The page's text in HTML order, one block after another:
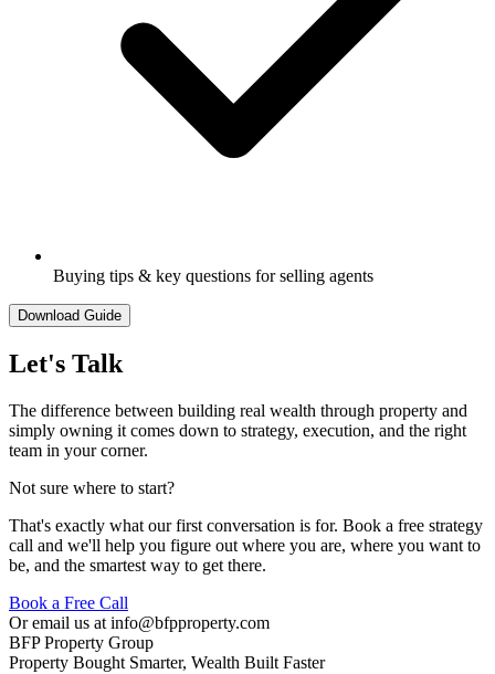
Buying tips & key questions for selling agents​​​​‌ ‍ ​‍​‍‌‍ ‌ ​‍‌‍‍‌‌‍‌ ‌‍‍‌‌‍ ‍​‍​‍​ ‍‍​‍​‍‌ ​ ‌‍​‌‌‍ ‍‌‍‍‌‌ ‌​‌ ‍‌​‍ ‍‌‍‍‌‌‍ ​‍​‍​‍ ​​‍​‍‌‍‍​‌ ​‍‌‍‌‌‌‍‌‍​‍​‍​ ‍‍​‍​‍‌‍‍​‌ ‌​‌ ‌​‌ ​​‌ ​ ​ ‍‍​‍ ​‍ ‌‍​‍‌‍‌‍‌ ​​​‍ ‌‌ ​​‌ ​‍‌‍ ‌ ​​‌‍‌‌‌ ​‍‌ ‌​‌ ‍‌​‍ ‌‌‍‌ ‌ ​‍‌‍ ‌ ‌‌‌ ​​​‍ ‍‌ ‌‍‌‍‌‌‌ ​‍‌‍​ ‌‍‌‌‌‍ ​​‍ ‍‌‍​‌‌ ​​‌ ​​​‍ ‌ ​ ‌ ‌​‌ ‌‌‌‍‌​‌‍‍‌‌‍ ​‍ ‌‍‍‌‌‍ ‍‌ ‌​‌‍‌‌‌‍ ‍‌ ‌​​‍ ‌‍‌‌‌‍‌​‌‍‍‌‌ ‌​​‍ ‌‍ ‌‌‍ ‌‍‌​‌‍‌‌​ ‌‌ ​​‌ ​‍‌‍‌‌‌ ​ ‌‍‌‌‌‍ ‍‌ ‌​‌‍​‌‌ ‌​‌‍‍‌‌‍ ‌‍ ‍​ ‍ ‌‍‍‌‌‍‌​​ ‌‌‍‍​‌‍ ‌‍ ‌‌‍‌‌‌‌​​‌‍​‌‌‍‌ ‌‍‌‌​ ‍ ‌ ‌​‌ ‍‌‌ ​​‌‍‌‌​ ‌‌‍‍​‌‍ ‌‍ ‌‌‍‌‌‌‌​​‌‍​‌‌‍‌ ‌‍‌‌​ ‍ ‌ ​​‌‍​‌‌ ‌​‌‍‍​​ ‌‌‍‌ ‌ ‌‌‌‍‍‌‌‍‌​‌‍‌‌‌ ​ ‌​​‍‌‍ ​‌‍ ‌‍​ ‌‍‍ ​‍ ‍‌‍‌ ‌ ‌‌‌‍‍‌‌‍‌​‌‍‌‌‌ ​ ​‍‌‌​ ‌‌‌​​‍‌‌ ‌‍‍ ‌‍‌‌‌ ‍‌​‍‌‌​ ​ ‌​‌​​‍‌‌​ ​ ‌​‌​​‍‌‌​ ​‍​ ​‍‌‍‌ ​‍ ‌​ ​‍​‍‌‌​ ​‍​ ​‍​‍‌‌​ ‌‌‌​‌​​‍ ‍‌‍​‍‌ ‌‌‌‍ ​‌‍ ​‌‍‌‌‌ ‌​‌ ​ ​‍‌‌​ ‌‌‌​​‍​ ​‍​‍‌‌​ ‌‌‌​‌​​ ‌‍​‍‌‍​‌‌ ​ ‌‍‌‌‌‌‌‌‌ ​‍‌‍ ​​ ‌‌‍‍​‌ ‌​‌ ‌​‌ ​​‌ ​ ​‍‌‌​ ​ ‌​​‌​‍‌‌​ ​‍‌​‌‍​‍‌‌​ ​‍‌​‌‍‌‍​‍‌‍‌‍‌ ​​​‍ ‌‌ ​​‌ ​‍‌‍ ‌ ​​‌‍‌‌‌ ​‍‌ ‌​‌ ‍‌​‍ ‌‌‍‌ ‌ ​‍‌‍ ‌ ‌‌‌ ​​​‍ ‍‌ ‌‍‌‍‌‌‌ ​‍‌‍​ ‌‍‌‌‌‍ ​​‍ ‍‌‍​‌‌ ​​‌ ​​​‍‌‌​ ​‍‌​‌‍‌ ​ ‌ ‌​‌ ‌‌‌‍‌​‌‍‍‌‌‍ ​‍‌‍‌‍‍‌‌‍‌​​ ‌‌‍‍​‌‍ ‌‍ ‌‌‍‌‌‌‌​​‌‍​‌‌‍‌ ‌‍‌‌​‍‌‍‌ ‌​‌ ‍‌‌ ​​‌‍‌‌​ ‌‌‍‍​‌‍ ‌‍ ‌‌‍‌‌‌‌​​‌‍​‌‌‍‌ ‌‍‌‌​‍‌‍‌ ​​‌‍​‌‌ ‌​‌‍‍​​ ‌‌‍‌ ‌ ‌‌‌‍‍‌‌‍‌​‌‍‌‌‌ ​ ‌​​‍‌‍ ​‌‍ ‌‍​ ‌‍‍ ​‍ ‍‌‍‌ ‌ ‌‌‌‍‍‌‌‍‌​‌‍‌‌‌ ​ ​‍‌‌​ ‌‌‌​​‍‌‌ ‌‍‍ ‌‍‌‌‌ ‍‌​‍‌‌​ ​ ‌​‌​​‍‌‌​ ​ ‌​‌​​‍‌‌​ ​‍​ ​‍‌‍‌ ​‍ ‌​ ​‍​‍‌‌​ ​‍​ ​‍​‍‌‌​ ‌‌‌​‌​​‍ ‍‌‍​‍‌ ‌‌‌‍ ​‌‍ ​‌‍‌‌‌ ‌​‌ ​ ​‍‌‌​ ‌‌‌​​‍​ ​‍​‍‌‌​ ‌‌‌​‌​​‍‌‍‌ ​​‌‍‌‌‌ ​‍‌ ​ ‌ ​​‌‍‌‌‌‍​ ‌ ‌​‌‍‍‌‌ ‌‍‌‍‌‌​ ‌‌ ​​‌ ‌‌‌‍​‍‌‍ ​‌‍‍‌‌ ​ ‌‍‍​‌‍‌‌‌‍‌​​‍​‍‌ ‌
Download Guide​​​​‌ ‍ ​‍​‍‌‍ ‌ ​‍‌‍‍‌‌‍‌ ‌‍‍‌‌‍ ‍​‍​‍​ ‍‍​‍​‍‌ ​ ‌‍​‌‌‍ ‍‌‍‍‌‌ ‌​‌ ‍‌​‍ ‍‌‍‍‌‌‍ ​‍​‍​‍ ​​‍​‍‌‍‍​‌ ​‍‌‍‌‌‌‍‌‍​‍​‍​ ‍‍​‍​‍‌‍‍​‌ ‌​‌ ‌​‌ ​​‌ ​ ​ ‍‍​‍ ​‍ ‌‍​‍‌‍‌‍‌ ​​​‍ ‌‌ ​​‌ ​‍‌‍ ‌ ​​‌‍‌‌‌ ​‍‌ ‌​‌ ‍‌​‍ ‌‌‍‌ ‌ ​‍‌‍ ‌ ‌‌‌ ​​​‍ ‍‌ ‌‍‌‍‌‌‌ ​‍‌‍​ ‌‍‌‌‌‍ ​​‍ ‍‌‍​‌‌ ​​‌ ​​​‍ ‌ ​ ‌ ‌​‌ ‌‌‌‍‌​‌‍‍‌‌‍ ​‍ ‌‍‍‌‌‍ ‍‌ ‌​‌‍‌‌‌‍ ‍‌ ‌​​‍ ‌‍‌‌‌‍‌​‌‍‍‌‌ ‌​​‍ ‌‍ ‌‌‍ ‌‍‌​‌‍‌‌​ ‌‌ ​​‌ ​‍‌‍‌‌‌ ​ ‌‍‌‌‌‍ ‍‌ ‌​‌‍​‌‌ ‌​‌‍‍‌‌‍ ‌‍ ‍​ ‍ ‌‍‍‌‌‍‌​​ ‌‌‍‍​‌‍ ‌‍ ‌‌‍‌‌‌‌​​‌‍​‌‌‍‌ ‌‍‌‌​ ‍ ‌ ‌​‌ ‍‌‌ ​​‌‍‌‌​ ‌‌‍‍​‌‍ ‌‍ ‌‌‍‌‌‌‌​​‌‍​‌‌‍‌ ‌‍‌‌​ ‍ ‌ ​​‌‍​‌‌ ‌​‌‍‍​​ ‌‌‍‌ ‌ ‌‌‌‍‍‌‌‍‌​‌‍‌‌‌ ​ ‌​​‍‌‍ ​‌‍ ‌‍​ ‌‍‍ ​‍ ‍‌‍‌ ‌ ‌‌‌‍‍‌‌‍‌​‌‍‌‌‌ ​ ​‍‌‌​ ‌‌‌​​‍‌‌ ‌‍‍ ‌‍‌‌‌ ‍‌​‍‌‌​ ​ ‌​‌​​‍‌‌​ ​ ‌​‌​​‍‌‌​ ​‍​ ​‍‌‍‌ ​‍ ‌​ ​‍​‍‌‌​ ​‍​ ​‍​‍‌‌​ ‌‌‌​‌​​‍ ‍‌‍​ ‌ ‌​‌‍​‌​‍ ‍‌‍ ​‌‍​‌‌‍​‍‌‍‌‌‌‍ ​​ ‌‍​‍‌‍​‌‌ ​ ‌‍‌‌‌‌‌‌‌ ​‍‌‍ ​​ ‌‌‍‍​‌ ‌​‌ ‌​‌ ​​‌ ​ ​‍‌‌​ ​ ‌​​‌​‍‌‌​ ​‍‌​‌‍​‍‌‌​ ​‍‌​‌‍‌‍​‍‌‍‌‍‌ ​​​‍ ‌‌ ​​‌ ​‍‌‍ ‌ ​​‌‍‌‌‌ ​‍‌ ‌​‌ ‍‌​‍ ‌‌‍‌ ‌ ​‍‌‍ ‌ ‌‌‌ ​​​‍ ‍‌ ‌‍‌‍‌‌‌ ​‍‌‍​ ‌‍‌‌‌‍ ​​‍ ‍‌‍​‌‌ ​​‌ ​​​‍‌‌​ ​‍‌​‌‍‌ ​ ‌ ‌​‌ ‌‌‌‍‌​‌‍‍‌‌‍ ​‍‌‍‌‍‍‌‌‍‌​​ ‌‌‍‍​‌‍ ‌‍ ‌‌‍‌‌‌‌​​‌‍​‌‌‍‌ ‌‍‌‌​‍‌‍‌ ‌​‌ ‍‌‌ ​​‌‍‌‌​ ‌‌‍‍​‌‍ ‌‍ ‌‌‍‌‌‌‌​​‌‍​‌‌‍‌ ‌‍‌‌​‍‌‍‌ ​​‌‍​‌‌ ‌​‌‍‍​​ ‌‌‍‌ ‌ ‌‌‌‍‍‌‌‍‌​‌‍‌‌‌ ​ ‌​​‍‌‍ ​‌‍ ‌‍​ ‌‍‍ ​‍ ‍‌‍‌ ‌ ‌‌‌‍‍‌‌‍‌​‌‍‌‌‌ ​ ​‍‌‌​ ‌‌‌​​‍‌‌ ‌‍‍ ‌‍‌‌‌ ‍‌​‍‌‌​ ​ ‌​‌​​‍‌‌​ ​ ‌​‌​​‍‌‌​ ​‍​ ​‍‌‍‌ ​‍ ‌​ ​‍​‍‌‌​ ​‍​ ​‍​‍‌‌​ ‌‌‌​‌​​‍ ‍‌‍​ ‌ ‌​‌‍​‌​‍ ‍‌‍ ​‌‍​‌‌‍​‍‌‍‌‌‌‍ ​​‍‌‍‌ ​​‌‍‌‌‌ ​‍‌ ​ ‌ ​​‌‍‌‌‌‍​ ‌ ‌​‌‍‍‌‌ ‌‍‌‍‌‌​ ‌‌ ​​‌ ‌‌‌‍​‍‌‍ ​‌‍‍‌‌ ​ ‌‍‍​‌‍‌‌‌‍‌​​‍​‍‌ ‌
Let's Talk​​​​‌ ‍ ​‍​‍‌‍ ‌ ​‍‌‍‍‌‌‍‌ ‌‍‍‌‌‍ ‍​‍​‍​ ‍‍​‍​‍‌ ​ ‌‍​‌‌‍ ‍‌‍‍‌‌ ‌​‌ ‍‌​‍ ‍‌‍‍‌‌‍ ​‍​‍​‍ ​​‍​‍‌‍‍​‌ ​‍‌‍‌‌‌‍‌‍​‍​‍​ ‍‍​‍​‍‌‍‍​‌ ‌​‌ ‌​‌ ​​‌ ​ ​ ‍‍​‍ ​‍ ‌‍​‍‌‍‌‍‌ ​​​‍ ‌‌ ​​‌ ​‍‌‍ ‌ ​​‌‍‌‌‌ ​‍‌ ‌​‌ ‍‌​‍ ‌‌‍‌ ‌ ​‍‌‍ ‌ ‌‌‌ ​​​‍ ‍‌ ‌‍‌‍‌‌‌ ​‍‌‍​ ‌‍‌‌‌‍ ​​‍ ‍‌‍​‌‌ ​​‌ ​​​‍ ‌ ​ ‌ ‌​‌ ‌‌‌‍‌​‌‍‍‌‌‍ ​‍ ‌‍‍‌‌‍ ‍‌ ‌​‌‍‌‌‌‍ ‍‌ ‌​​‍ ‌‍‌‌‌‍‌​‌‍‍‌‌ ‌​​‍ ‌‍ ‌‌‍ ‌‍‌​‌‍‌‌​ ‌‌ ​​‌ ​‍‌‍‌‌‌ ​ ‌‍‌‌‌‍ ‍‌ ‌​‌‍​‌‌ ‌​‌‍‍‌‌‍ ‌‍ ‍​ ‍ ‌‍‍‌‌‍‌​​ ‌‌‍‍​‌‍ ‌‍ ‌‌‍‌‌‌‌​​‌‍​‌‌‍‌ ‌‍‌‌​ ‍ ‌ ‌​‌ ‍‌‌ ​​‌‍‌‌​ ‌‌‍‍​‌‍ ‌‍ ‌‌‍‌‌‌‌​​‌‍​‌‌‍‌ ‌‍‌‌​ ‍ ‌ ​​‌‍​‌‌ ‌​‌‍‍​​ ‌‌‍‌‍‌‍‍‌‌‍ ‍‌‍​‌‌‍ ​‌​​ ‌ ‌​‌‍​‌​‍ ‍‌ ‌​‌‍‍‌‌ ‌​‌‍ ​‌‍‌‌​ ‌‍​‍‌‍​‌‌ ​ ‌‍‌‌‌‌‌‌‌ ​‍‌‍ ​​ ‌‌‍‍​‌ ‌​‌ ‌​‌ ​​‌ ​ ​‍‌‌​ ​ ‌​​‌​‍‌‌​ ​‍‌​‌‍​‍‌‌​ ​‍‌​‌‍‌‍​‍‌‍‌‍‌ ​​​‍ ‌‌ ​​‌ ​‍‌‍ ‌ ​​‌‍‌‌‌ ​‍‌ ‌​‌ ‍‌​‍ ‌‌‍‌ ‌ ​‍‌‍ ‌ ‌‌‌ ​​​‍ ‍‌ ‌‍‌‍‌‌‌ ​‍‌‍​ ‌‍‌‌‌‍ ​​‍ ‍‌‍​‌‌ ​​‌ ​​​‍‌‌​ ​‍‌​‌‍‌ ​ ‌ ‌​‌ ‌‌‌‍‌​‌‍‍‌‌‍ ​‍‌‍‌‍‍‌‌‍‌​​ ‌‌‍‍​‌‍ ‌‍ ‌‌‍‌‌‌‌​​‌‍​‌‌‍‌ ‌‍‌‌​‍‌‍‌ ‌​‌ ‍‌‌ ​​‌‍‌‌​ ‌‌‍‍​‌‍ ‌‍ ‌‌‍‌‌‌‌​​‌‍​‌‌‍‌ ‌‍‌‌​‍‌‍‌ ​​‌‍​‌‌ ‌​‌‍‍​​ ‌‌‍‌‍‌‍‍‌‌‍ ‍‌‍​‌‌‍ ​‌​​ ‌ ‌​‌‍​‌​‍ ‍‌ ‌​‌‍‍‌‌ ‌​‌‍ ​‌‍‌‌​‍‌‍‌ ​​‌‍‌‌‌ ​‍‌ ​ ‌ ​​‌‍‌‌‌‍​ ‌ ‌​‌‍‍‌‌ ‌‍‌‍‌‌​ ‌‌ ​​‌ ‌‌‌‍​‍‌‍ ​‌‍‍‌‌ ​ ‌‍‍​‌‍‌‌‌‍‌​​‍​‍‌ ‌
The difference between building real wealth through property and
simply owning it comes down to strategy, execution, and the right
team in your corner.
Not sure where to start?
That's exactly what our first conversation is for. Book a free strategy
call and we'll help you figure out where you are, where you want to
be, and the smartest way to get there.​​​​‌ ‍ ​‍​‍‌‍ ‌ ​‍‌‍‍‌‌‍‌ ‌‍‍‌‌‍ ‍​‍​‍​ ‍‍​‍​‍‌ ​ ‌‍​‌‌‍ ‍‌‍‍‌‌ ‌​‌ ‍‌​‍ ‍‌‍‍‌‌‍ ​‍​‍​‍ ​​‍​‍‌‍‍​‌ ​‍‌‍‌‌‌‍‌‍​‍​‍​ ‍‍​‍​‍‌‍‍​‌ ‌​‌ ‌​‌ ​​‌ ​ ​ ‍‍​‍ ​‍ ‌‍​‍‌‍‌‍‌ ​​​‍ ‌‌ ​​‌ ​‍‌‍ ‌ ​​‌‍‌‌‌ ​‍‌ ‌​‌ ‍‌​‍ ‌‌‍‌ ‌ ​‍‌‍ ‌ ‌‌‌ ​​​‍ ‍‌ ‌‍‌‍‌‌‌ ​‍‌‍​ ‌‍‌‌‌‍ ​​‍ ‍‌‍​‌‌ ​​‌ ​​​‍ ‌ ​ ‌ ‌​‌ ‌‌‌‍‌​‌‍‍‌‌‍ ​‍ ‌‍‍‌‌‍ ‍‌ ‌​‌‍‌‌‌‍ ‍‌ ‌​​‍ ‌‍‌‌‌‍‌​‌‍‍‌‌ ‌​​‍ ‌‍ ‌‌‍ ‌‍‌​‌‍‌‌​ ‌‌ ​​‌ ​‍‌‍‌‌‌ ​ ‌‍‌‌‌‍ ‍‌ ‌​‌‍​‌‌ ‌​‌‍‍‌‌‍ ‌‍ ‍​ ‍ ‌‍‍‌‌‍‌​​ ‌‌‍‍​‌‍ ‌‍ ‌‌‍‌‌‌‌​​‌‍​‌‌‍‌ ‌‍‌‌​ ‍ ‌ ‌​‌ ‍‌‌ ​​‌‍‌‌​ ‌‌‍‍​‌‍ ‌‍ ‌‌‍‌‌‌‌​​‌‍​‌‌‍‌ ‌‍‌‌​ ‍ ‌ ​​‌‍​‌‌ ‌​‌‍‍​​ ‌‌‍‌‍‌‍‍‌‌‍ ‍‌‍​‌‌‍ ​‌​​ ‌ ‌​‌‍​‌​‍ ‍‌‍​‍‌‍ ‌‍‌​‌ ‍‌​ ‌‍​‍‌‍​‌‌ ​ ‌‍‌‌‌‌‌‌‌ ​‍‌‍ ​​ ‌‌‍‍​‌ ‌​‌ ‌​‌ ​​‌ ​ ​‍‌‌​ ​ ‌​​‌​‍‌‌​ ​‍‌​‌‍​‍‌‌​ ​‍‌​‌‍‌‍​‍‌‍‌‍‌ ​​​‍ ‌‌ ​​‌ ​‍‌‍ ‌ ​​‌‍‌‌‌ ​‍‌ ‌​‌ ‍‌​‍ ‌‌‍‌ ‌ ​‍‌‍ ‌ ‌‌‌ ​​​‍ ‍‌ ‌‍‌‍‌‌‌ ​‍‌‍​ ‌‍‌‌‌‍ ​​‍ ‍‌‍​‌‌ ​​‌ ​​​‍‌‌​ ​‍‌​‌‍‌ ​ ‌ ‌​‌ ‌‌‌‍‌​‌‍‍‌‌‍ ​‍‌‍‌‍‍‌‌‍‌​​ ‌‌‍‍​‌‍ ‌‍ ‌‌‍‌‌‌‌​​‌‍​‌‌‍‌ ‌‍‌‌​‍‌‍‌ ‌​‌ ‍‌‌ ​​‌‍‌‌​ ‌‌‍‍​‌‍ ‌‍ ‌‌‍‌‌‌‌​​‌‍​‌‌‍‌ ‌‍‌‌​‍‌‍‌ ​​‌‍​‌‌ ‌​‌‍‍​​ ‌‌‍‌‍‌‍‍‌‌‍ ‍‌‍​‌‌‍ ​‌​​ ‌ ‌​‌‍​‌​‍ ‍‌‍​‍‌‍ ‌‍‌​‌ ‍‌​‍‌‍‌ ​​‌‍‌‌‌ ​‍‌ ​ ‌ ​​‌‍‌‌‌‍​ ‌ ‌​‌‍‍‌‌ ‌‍‌‍‌‌​ ‌‌ ​​‌ ‌‌‌‍​‍‌‍ ​‌‍‍‌‌ ​ ‌‍‍​‌‍‌‌‌‍‌​​‍​‍‌ ‌
Book a Free Call​​​​‌ ‍ ​‍​‍‌‍ ‌ ​‍‌‍‍‌‌‍‌ ‌‍‍‌‌‍ ‍​‍​‍​ ‍‍​‍​‍‌ ​ ‌‍​‌‌‍ ‍‌‍‍‌‌ ‌​‌ ‍‌​‍ ‍‌‍‍‌‌‍ ​‍​‍​‍ ​​‍​‍‌‍‍​‌ ​‍‌‍‌‌‌‍‌‍​‍​‍​ ‍‍​‍​‍‌‍‍​‌ ‌​‌ ‌​‌ ​​‌ ​ ​ ‍‍​‍ ​‍ ‌‍​‍‌‍‌‍‌ ​​​‍ ‌‌ ​​‌ ​‍‌‍ ‌ ​​‌‍‌‌‌ ​‍‌ ‌​‌ ‍‌​‍ ‌‌‍‌ ‌ ​‍‌‍ ‌ ‌‌‌ ​​​‍ ‍‌ ‌‍‌‍‌‌‌ ​‍‌‍​ ‌‍‌‌‌‍ ​​‍ ‍‌‍​‌‌ ​​‌ ​​​‍ ‌ ​ ‌ ‌​‌ ‌‌‌‍‌​‌‍‍‌‌‍ ​‍ ‌‍‍‌‌‍ ‍‌ ‌​‌‍‌‌‌‍ ‍‌ ‌​​‍ ‌‍‌‌‌‍‌​‌‍‍‌‌ ‌​​‍ ‌‍ ‌‌‍ ‌‍‌​‌‍‌‌​ ‌‌ ​​‌ ​‍‌‍‌‌‌ ​ ‌‍‌‌‌‍ ‍‌ ‌​‌‍​‌‌ ‌​‌‍‍‌‌‍ ‌‍ ‍​ ‍ ‌‍‍‌‌‍‌​​ ‌‌‍‍​‌‍ ‌‍ ‌‌‍‌‌‌‌​​‌‍​‌‌‍‌ ‌‍‌‌​ ‍ ‌ ‌​‌ ‍‌‌ ​​‌‍‌‌​ ‌‌‍‍​‌‍ ‌‍ ‌‌‍‌‌‌‌​​‌‍​‌‌‍‌ ‌‍‌‌​ ‍ ‌ ​​‌‍​‌‌ ‌​‌‍‍​​ ‌‌‍‌‍‌‍‍‌‌‍ ‍‌‍​‌‌‍ ​‌​​ ‌ ‌​‌‍​‌​‍ ‍‌‍​ ‌ ‌​‌‍​‌​‍ ‍‌‍ ​‌‍​‌‌‍​‍‌‍‌‌‌‍ ​​ ‌‍​‍‌‍​‌‌ ​ ‌‍‌‌‌‌‌‌‌ ​‍‌‍ ​​ ‌‌‍‍​‌ ‌​‌ ‌​‌ ​​‌ ​ ​‍‌‌​ ​ ‌​​‌​‍‌‌​ ​‍‌​‌‍​‍‌‌​ ​‍‌​‌‍‌‍​‍‌‍‌‍‌ ​​​‍ ‌‌ ​​‌ ​‍‌‍ ‌ ​​‌‍‌‌‌ ​‍‌ ‌​‌ ‍‌​‍ ‌‌‍‌ ‌ ​‍‌‍ ‌ ‌‌‌ ​​​‍ ‍‌ ‌‍‌‍‌‌‌ ​‍‌‍​ ‌‍‌‌‌‍ ​​‍ ‍‌‍​‌‌ ​​‌ ​​​‍‌‌​ ​‍‌​‌‍‌ ​ ‌ ‌​‌ ‌‌‌‍‌​‌‍‍‌‌‍ ​‍‌‍‌‍‍‌‌‍‌​​ ‌‌‍‍​‌‍ ‌‍ ‌‌‍‌‌‌‌​​‌‍​‌‌‍‌ ‌‍‌‌​‍‌‍‌ ‌​‌ ‍‌‌ ​​‌‍‌‌​ ‌‌‍‍​‌‍ ‌‍ ‌‌‍‌‌‌‌​​‌‍​‌‌‍‌ ‌‍‌‌​‍‌‍‌ ​​‌‍​‌‌ ‌​‌‍‍​​ ‌‌‍‌‍‌‍‍‌‌‍ ‍‌‍​‌‌‍ ​‌​​ ‌ ‌​‌‍​‌​‍ ‍‌‍​ ‌ ‌​‌‍​‌​‍ ‍‌‍ ​‌‍​‌‌‍​‍‌‍‌‌‌‍ ​​‍‌‍‌ ​​‌‍‌‌‌ ​‍‌ ​ ‌ ​​‌‍‌‌‌‍​ ‌ ‌​‌‍‍‌‌ ‌‍‌‍‌‌​ ‌‌ ​​‌ ‌‌‌‍​‍‌‍ ​‌‍‍‌‌ ​ ‌‍‍​‌‍‌‌‌‍‌​​‍​‍‌ ‌
Or email us at info@bfpproperty.com​​​​‌ ‍ ​‍​‍‌‍ ‌ ​‍‌‍‍‌‌‍‌ ‌‍‍‌‌‍ ‍​‍​‍​ ‍‍​‍​‍‌ ​ ‌‍​‌‌‍ ‍‌‍‍‌‌ ‌​‌ ‍‌​‍ ‍‌‍‍‌‌‍ ​‍​‍​‍ ​​‍​‍‌‍‍​‌ ​‍‌‍‌‌‌‍‌‍​‍​‍​ ‍‍​‍​‍‌‍‍​‌ ‌​‌ ‌​‌ ​​‌ ​ ​ ‍‍​‍ ​‍ ‌‍​‍‌‍‌‍‌ ​​​‍ ‌‌ ​​‌ ​‍‌‍ ‌ ​​‌‍‌‌‌ ​‍‌ ‌​‌ ‍‌​‍ ‌‌‍‌ ‌ ​‍‌‍ ‌ ‌‌‌ ​​​‍ ‍‌ ‌‍‌‍‌‌‌ ​‍‌‍​ ‌‍‌‌‌‍ ​​‍ ‍‌‍​‌‌ ​​‌ ​​​‍ ‌ ​ ‌ ‌​‌ ‌‌‌‍‌​‌‍‍‌‌‍ ​‍ ‌‍‍‌‌‍ ‍‌ ‌​‌‍‌‌‌‍ ‍‌ ‌​​‍ ‌‍‌‌‌‍‌​‌‍‍‌‌ ‌​​‍ ‌‍ ‌‌‍ ‌‍‌​‌‍‌‌​ ‌‌ ​​‌ ​‍‌‍‌‌‌ ​ ‌‍‌‌‌‍ ‍‌ ‌​‌‍​‌‌ ‌​‌‍‍‌‌‍ ‌‍ ‍​ ‍ ‌‍‍‌‌‍‌​​ ‌‌‍‍​‌‍ ‌‍ ‌‌‍‌‌‌‌​​‌‍​‌‌‍‌ ‌‍‌‌​ ‍ ‌ ‌​‌ ‍‌‌ ​​‌‍‌‌​ ‌‌‍‍​‌‍ ‌‍ ‌‌‍‌‌‌‌​​‌‍​‌‌‍‌ ‌‍‌‌​ ‍ ‌ ​​‌‍​‌‌ ‌​‌‍‍​​ ‌‌‍‌‍‌‍‍‌‌‍ ‍‌‍​‌‌‍ ​‌​​ ‌ ‌​‌‍​‌​‍ ‍‌‍‌‍‌‍ ‌‍ ‌ ‌​‌‍‌‌‌ ​‍​ ‌‍​‍‌‍​‌‌ ​ ‌‍‌‌‌‌‌‌‌ ​‍‌‍ ​​ ‌‌‍‍​‌ ‌​‌ ‌​‌ ​​‌ ​ ​‍‌‌​ ​ ‌​​‌​‍‌‌​ ​‍‌​‌‍​‍‌‌​ ​‍‌​‌‍‌‍​‍‌‍‌‍‌ ​​​‍ ‌‌ ​​‌ ​‍‌‍ ‌ ​​‌‍‌‌‌ ​‍‌ ‌​‌ ‍‌​‍ ‌‌‍‌ ‌ ​‍‌‍ ‌ ‌‌‌ ​​​‍ ‍‌ ‌‍‌‍‌‌‌ ​‍‌‍​ ‌‍‌‌‌‍ ​​‍ ‍‌‍​‌‌ ​​‌ ​​​‍‌‌​ ​‍‌​‌‍‌ ​ ‌ ‌​‌ ‌‌‌‍‌​‌‍‍‌‌‍ ​‍‌‍‌‍‍‌‌‍‌​​ ‌‌‍‍​‌‍ ‌‍ ‌‌‍‌‌‌‌​​‌‍​‌‌‍‌ ‌‍‌‌​‍‌‍‌ ‌​‌ ‍‌‌ ​​‌‍‌‌​ ‌‌‍‍​‌‍ ‌‍ ‌‌‍‌‌‌‌​​‌‍​‌‌‍‌ ‌‍‌‌​‍‌‍‌ ​​‌‍​‌‌ ‌​‌‍‍​​ ‌‌‍‌‍‌‍‍‌‌‍ ‍‌‍​‌‌‍ ​‌​​ ‌ ‌​‌‍​‌​‍ ‍‌‍‌‍‌‍ ‌‍ ‌ ‌​‌‍‌‌‌ ​‍​‍‌‍‌ ​​‌‍‌‌‌ ​‍‌ ​ ‌ ​​‌‍‌‌‌‍​ ‌ ‌​‌‍‍‌‌ ‌‍‌‍‌‌​ ‌‌ ​​‌ ‌‌‌‍​‍‌‍ ​‌‍‍‌‌ ​ ‌‍‍​‌‍‌‌‌‍‌​​‍​‍‌ ‌
BFP Property Group​​​​‌ ‍ ​‍​‍‌‍ ‌ ​‍‌‍‍‌‌‍‌ ‌‍‍‌‌‍ ‍​‍​‍​ ‍‍​‍​‍‌ ​ ‌‍​‌‌‍ ‍‌‍‍‌‌ ‌​‌ ‍‌​‍ ‍‌‍‍‌‌‍ ​‍​‍​‍ ​​‍​‍‌‍‍​‌ ​‍‌‍‌‌‌‍‌‍​‍​‍​ ‍‍​‍​‍‌‍‍​‌ ‌​‌ ‌​‌ ​​‌ ​ ​ ‍‍​‍ ​‍ ‌‍​‍‌‍‌‍‌ ​​​‍ ‌‌ ​​‌ ​‍‌‍ ‌ ​​‌‍‌‌‌ ​‍‌ ‌​‌ ‍‌​‍ ‌‌‍‌ ‌ ​‍‌‍ ‌ ‌‌‌ ​​​‍ ‍‌ ‌‍‌‍‌‌‌ ​‍‌‍​ ‌‍‌‌‌‍ ​​‍ ‍‌‍​‌‌ ​​‌ ​​​‍ ‌ ​ ‌ ‌​‌ ‌‌‌‍‌​‌‍‍‌‌‍ ​‍ ‌‍‍‌‌‍ ‍‌ ‌​‌‍‌‌‌‍ ‍‌ ‌​​‍ ‌‍‌‌‌‍‌​‌‍‍‌‌ ‌​​‍ ‌‍ ‌‌‍ ‌‍‌​‌‍‌‌​ ‌‌ ​​‌ ​‍‌‍‌‌‌ ​ ‌‍‌‌‌‍ ‍‌ ‌​‌‍​‌‌ ‌​‌‍‍‌‌‍ ‌‍ ‍​ ‍ ‌‍‍‌‌‍‌​​ ‌‌ ​ ‌‍‍‌‌ ‌​‌‍‌‌‌‌​ ‌‍‌‌‌ ‌​‌ ‌​‌‍‍‌‌‍ ‍‌‍‌ ‌ ​ ​ ‍ ‌ ‌​‌ ‍‌‌ ​​‌‍‌‌​ ‌‌ ​ ‌‍‍‌‌ ‌​‌‍‌‌‌‌​ ‌‍‌‌‌ ‌​‌ ‌​‌‍‍‌‌‍ ‍‌‍‌ ‌ ​ ​ ‍ ‌ ​​‌‍​‌‌ ‌​‌‍‍​​ ‌‌ ‌​‌‍‍‌‌ ‌​‌‍ ​‌‍‌‌​ ‌‍​‍‌‍​‌‌ ​ ‌‍‌‌‌‌‌‌‌ ​‍‌‍ ​​ ‌‌‍‍​‌ ‌​‌ ‌​‌ ​​‌ ​ ​‍‌‌​ ​ ‌​​‌​‍‌‌​ ​‍‌​‌‍​‍‌‌​ ​‍‌​‌‍‌‍​‍‌‍‌‍‌ ​​​‍ ‌‌ ​​‌ ​‍‌‍ ‌ ​​‌‍‌‌‌ ​‍‌ ‌​‌ ‍‌​‍ ‌‌‍‌ ‌ ​‍‌‍ ‌ ‌‌‌ ​​​‍ ‍‌ ‌‍‌‍‌‌‌ ​‍‌‍​ ‌‍‌‌‌‍ ​​‍ ‍‌‍​‌‌ ​​‌ ​​​‍‌‌​ ​‍‌​‌‍‌ ​ ‌ ‌​‌ ‌‌‌‍‌​‌‍‍‌‌‍ ​‍‌‍‌‍‍‌‌‍‌​​ ‌‌ ​ ‌‍‍‌‌ ‌​‌‍‌‌‌‌​ ‌‍‌‌‌ ‌​‌ ‌​‌‍‍‌‌‍ ‍‌‍‌ ‌ ​ ​‍‌‍‌ ‌​‌ ‍‌‌ ​​‌‍‌‌​ ‌‌ ​ ‌‍‍‌‌ ‌​‌‍‌‌‌‌​ ‌‍‌‌‌ ‌​‌ ‌​‌‍‍‌‌‍ ‍‌‍‌ ‌ ​ ​‍‌‍‌ ​​‌‍​‌‌ ‌​‌‍‍​​ ‌‌ ‌​‌‍‍‌‌ ‌​‌‍ ​‌‍‌‌​‍‌‍‌ ​​‌‍‌‌‌ ​‍‌ ​ ‌ ​​‌‍‌‌‌‍​ ‌ ‌​‌‍‍‌‌ ‌‍‌‍‌‌​ ‌‌ ​​‌ ‌‌‌‍​‍‌‍ ​‌‍‍‌‌ ​ ‌‍‍​‌‍‌‌‌‍‌​​‍​‍‌ ‌
Property Bought Smarter, Wealth Built Faster​​​​‌ ‍ ​‍​‍‌‍ ‌ ​‍‌‍‍‌‌‍‌ ‌‍‍‌‌‍ ‍​‍​‍​ ‍‍​‍​‍‌ ​ ‌‍​‌‌‍ ‍‌‍‍‌‌ ‌​‌ ‍‌​‍ ‍‌‍‍‌‌‍ ​‍​‍​‍ ​​‍​‍‌‍‍​‌ ​‍‌‍‌‌‌‍‌‍​‍​‍​ ‍‍​‍​‍‌‍‍​‌ ‌​‌ ‌​‌ ​​‌ ​ ​ ‍‍​‍ ​‍ ‌‍​‍‌‍‌‍‌ ​​​‍ ‌‌ ​​‌ ​‍‌‍ ‌ ​​‌‍‌‌‌ ​‍‌ ‌​‌ ‍‌​‍ ‌‌‍‌ ‌ ​‍‌‍ ‌ ‌‌‌ ​​​‍ ‍‌ ‌‍‌‍‌‌‌ ​‍‌‍​ ‌‍‌‌‌‍ ​​‍ ‍‌‍​‌‌ ​​‌ ​​​‍ ‌ ​ ‌ ‌​‌ ‌‌‌‍‌​‌‍‍‌‌‍ ​‍ ‌‍‍‌‌‍ ‍‌ ‌​‌‍‌‌‌‍ ‍‌ ‌​​‍ ‌‍‌‌‌‍‌​‌‍‍‌‌ ‌​​‍ ‌‍ ‌‌‍ ‌‍‌​‌‍‌‌​ ‌‌ ​​‌ ​‍‌‍‌‌‌ ​ ‌‍‌‌‌‍ ‍‌ ‌​‌‍​‌‌ ‌​‌‍‍‌‌‍ ‌‍ ‍​ ‍ ‌‍‍‌‌‍‌​​ ‌‌ ​ ‌‍‍‌‌ ‌​‌‍‌‌‌‌​ ‌‍‌‌‌ ‌​‌ ‌​‌‍‍‌‌‍ ‍‌‍‌ ‌ ​ ​ ‍ ‌ ‌​‌ ‍‌‌ ​​‌‍‌‌​ ‌‌ ​ ‌‍‍‌‌ ‌​‌‍‌‌‌‌​ ‌‍‌‌‌ ‌​‌ ‌​‌‍‍‌‌‍ ‍‌‍‌ ‌ ​ ​ ‍ ‌ ​​‌‍​‌‌ ‌​‌‍‍​​ ‌‌ ‌​‌‍​‌‌‍‌ ‌‍ ​‌‍‍‌‌‍ ‍‌‍‌‌​ ‌‍​‍‌‍​‌‌ ​ ‌‍‌‌‌‌‌‌‌ ​‍‌‍ ​​ ‌‌‍‍​‌ ‌​‌ ‌​‌ ​​‌ ​ ​‍‌‌​ ​ ‌​​‌​‍‌‌​ ​‍‌​‌‍​‍‌‌​ ​‍‌​‌‍‌‍​‍‌‍‌‍‌ ​​​‍ ‌‌ ​​‌ ​‍‌‍ ‌ ​​‌‍‌‌‌ ​‍‌ ‌​‌ ‍‌​‍ ‌‌‍‌ ‌ ​‍‌‍ ‌ ‌‌‌ ​​​‍ ‍‌ ‌‍‌‍‌‌‌ ​‍‌‍​ ‌‍‌‌‌‍ ​​‍ ‍‌‍​‌‌ ​​‌ ​​​‍‌‌​ ​‍‌​‌‍‌ ​ ‌ ‌​‌ ‌‌‌‍‌​‌‍‍‌‌‍ ​‍‌‍‌‍‍‌‌‍‌​​ ‌‌ ​ ‌‍‍‌‌ ‌​‌‍‌‌‌‌​ ‌‍‌‌‌ ‌​‌ ‌​‌‍‍‌‌‍ ‍‌‍‌ ‌ ​ ​‍‌‍‌ ‌​‌ ‍‌‌ ​​‌‍‌‌​ ‌‌ ​ ‌‍‍‌‌ ‌​‌‍‌‌‌‌​ ‌‍‌‌‌ ‌​‌ ‌​‌‍‍‌‌‍ ‍‌‍‌ ‌ ​ ​‍‌‍‌ ​​‌‍​‌‌ ‌​‌‍‍​​ ‌‌ ‌​‌‍​‌‌‍‌ ‌‍ ​‌‍‍‌‌‍ ‍‌‍‌‌​‍‌‍‌ ​​‌‍‌‌‌ ​‍‌ ​ ‌ ​​‌‍‌‌‌‍​ ‌ ‌​‌‍‍‌‌ ‌‍‌‍‌‌​ ‌‌ ​​‌ ‌‌‌‍​‍‌‍ ​‌‍‍‌‌ ​ ‌‍‍​‌‍‌‌‌‍‌​​‍​‍‌ ‌